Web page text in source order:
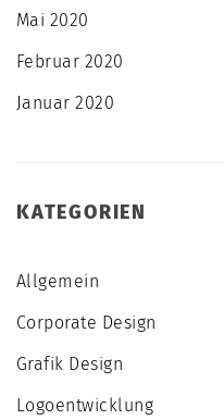
Mai 2020
Februar 2020
Januar 2020
KATEGORIEN
Allgemein
Corporate Design
Grafik Design
Logoentwicklung